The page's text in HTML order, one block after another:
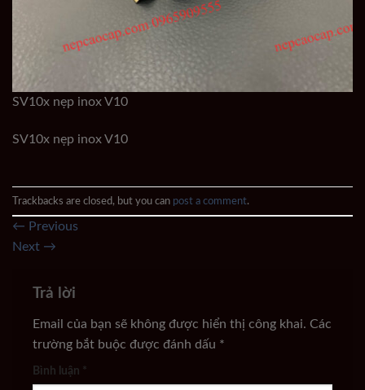
SV10x nẹp inox V10
SV10x nẹp inox V10
Trackbacks are closed, but you can post a comment
← Previous
Next →
Trả lời
Email của bạn sẽ không được hiển thị công khai. Các
trường bắt buộc được đánh dấu *
Bình luận *